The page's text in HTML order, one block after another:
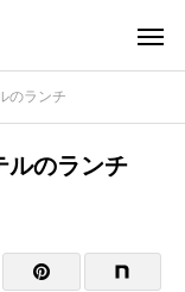
のランチ
ルのランチ